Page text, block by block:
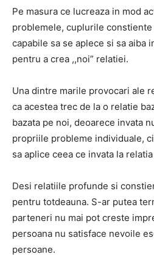
Pe masura ce lucreaza in mod
problemele, cuplurile
capabile sa se aplece si sa aiba
pentru a crea ,,noi” relatiei.
Una dintre marile provocari ale
ca acestea trec de la o relatie
bazata pe noi, deoarece invata
propriile probleme individuale,
sa aplice ceea ce invata la
Desi relatiile profunde si
pentru totdeauna. S-ar putea
parteneri nu mai pot creste
persoana nu satisface nevoile
persoane.